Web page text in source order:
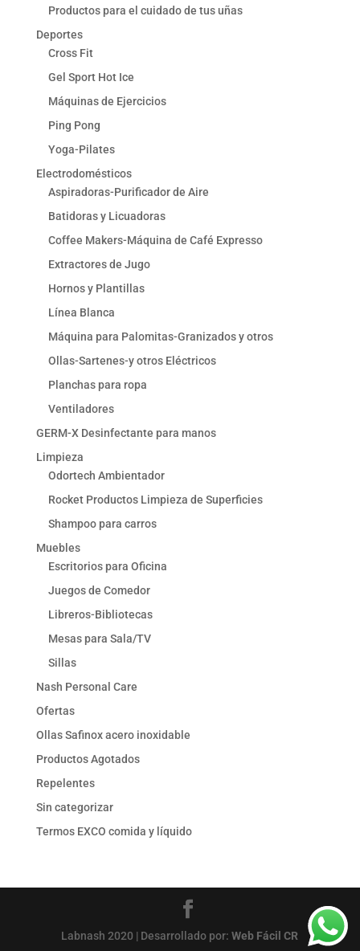
Productos para el cuidado de tus uñas
Deportes
Cross Fit
Gel Sport Hot Ice
Máquinas de Ejercicios
Ping Pong
Yoga-Pilates
Electrodomésticos
Aspiradoras-Purificador de Aire
Batidoras y Licuadoras
Coffee Makers-Máquina de Café Expresso
Extractores de Jugo
Hornos y Plantillas
Línea Blanca
Máquina para Palomitas-Granizados y otros
Ollas-Sartenes-y otros Eléctricos
Planchas para ropa
Ventiladores
GERM-X Desinfectante para manos
Limpieza
Odortech Ambientador
Rocket Productos Limpieza de Superficies
Shampoo para carros
Muebles
Escritorios para Oficina
Juegos de Comedor
Libreros-Bibliotecas
Mesas para Sala/TV
Sillas
Nash Personal Care
Ofertas
Ollas Safinox acero inoxidable
Productos Agotados
Repelentes
Sin categorizar
Termos EXCO comida y líquido
Labnash 2020 | Desarrollado por:Web Fácil CR